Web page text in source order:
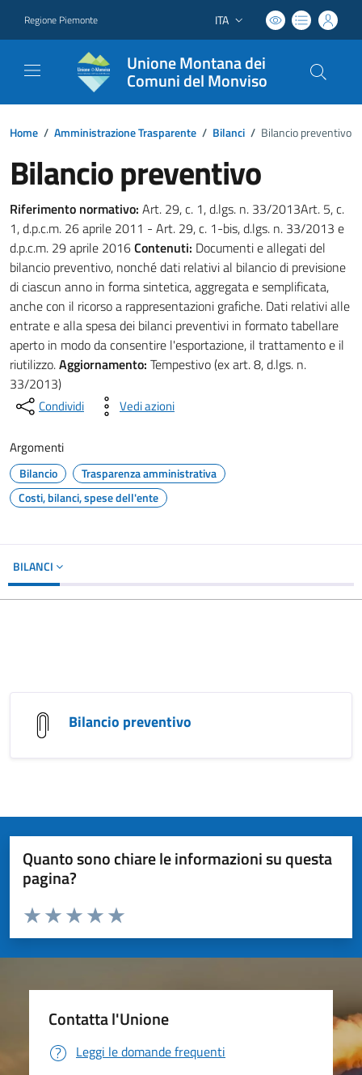
Regione Piemonte Lingua attiva:
ITA
Unione Montana dei
Comuni del Monviso
Home / Amministrazione Trasparente / Bilanci / Bilancio preventivo
Bilancio preventivo
Riferimento normativo: Art. 29, c. 1, d.lgs. n. 33/2013Art. 5, c.
1, d.p.c.m. 26 aprile 2011 - Art. 29, c. 1-bis, d.lgs. n. 33/2013 e
d.p.c.m. 29 aprile 2016Contenuti: Documenti e allegati del
bilancio preventivo, nonché dati relativi al bilancio di previsione
di ciascun anno in forma sintetica, aggregata e semplificata,
anche con il ricorso a rappresentazioni grafiche. Dati relativi alle
entrate e alla spesa dei bilanci preventivi in formato tabellare
aperto in modo da consentire l'esportazione, il trattamento e il
riutilizzo.Aggiornamento: Tempestivo (ex art. 8, d.lgs. n.
33/2013)
Condividi Vedi azioni
Argomenti
Bilancio
Trasparenza amministrativa
Costi, bilanci, spese dell'ente
BILANCI
Bilancio preventivo
Quanto sono chiare le informazioni su questa
pagina?
Valuta da 1 a 5 stelle la pagina
Valuta 5 stelle su 5
Valuta 4 stelle su 5
Valuta 3 stelle su 5
Valuta 2 stelle su 5
Valuta 1 stelle su 5
Contatta l'Unione
Leggi le domande frequenti